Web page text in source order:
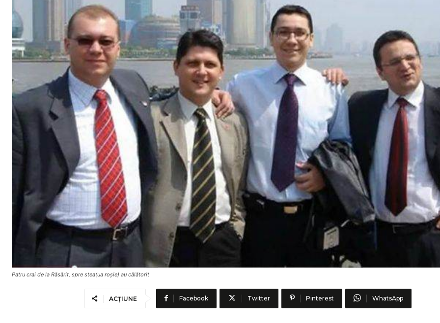
Patru crai de la Răsărit, spre stea(ua roşie) au călătorit
ACȚIUNE Facebook Twitter Pinterest WhatsApp